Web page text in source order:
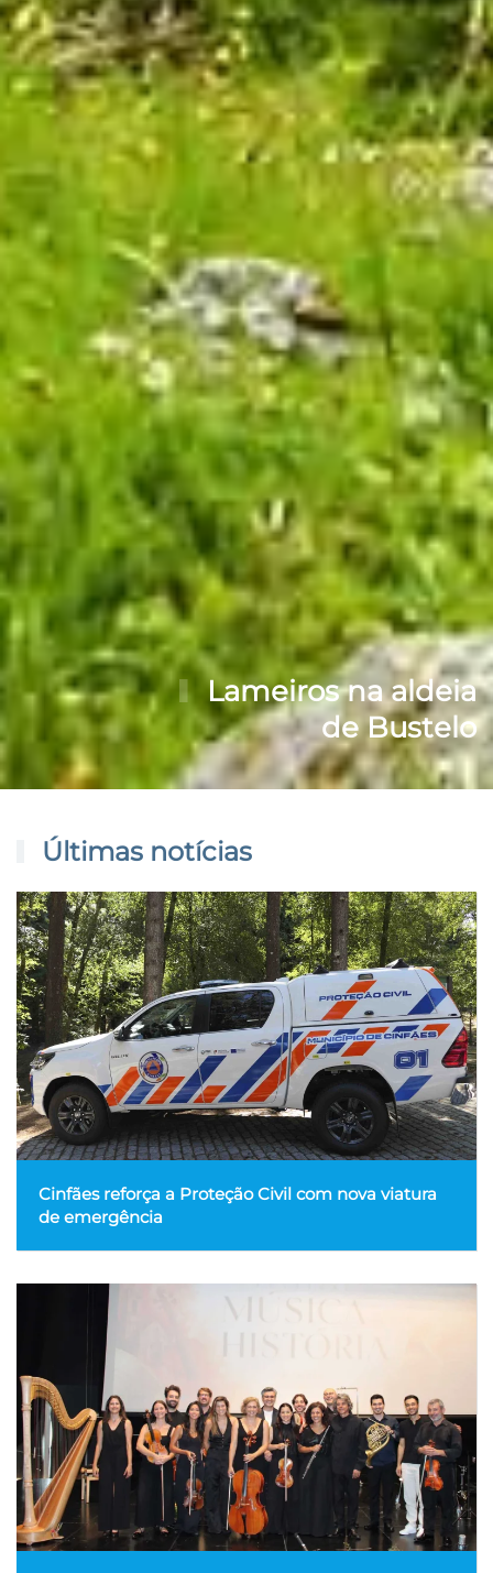
Lameiros na aldeia
de Bustelo
Últimas notícias
Cinfães reforça a Proteção Civil com nova viatura
de emergência